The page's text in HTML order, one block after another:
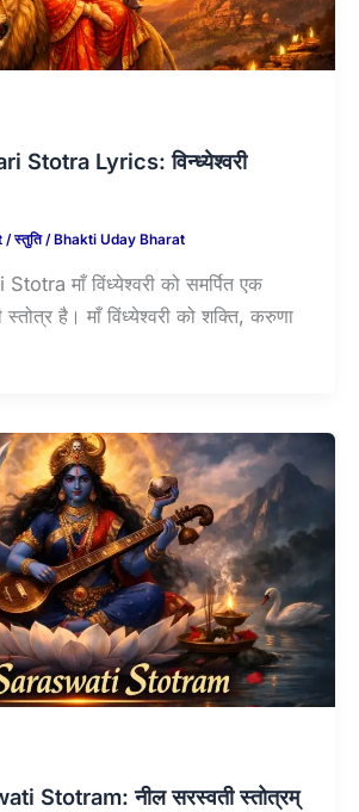
Stotra Lyrics: विन्ध्येश्वरी
/स्तुति/ Bhakti Uday Bharat
माँ विंध्येश्वरी को समर्पित एक
स्तोत्र है। माँ विंध्येश्वरी को शक्ति, करुणा
Stotram: नील सरस्वती स्तोत्रम्